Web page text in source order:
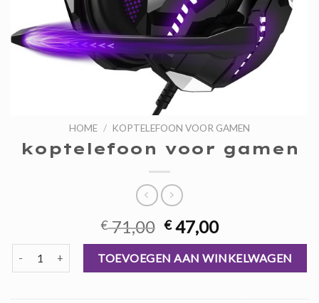
HOME / KOPTELEFOON VOOR GAMEN
koptelefoon voor gamen
€71,00 Oorspronkelijke
prijs
was:
€ 71,00.
€47,00Huidige
prijs
is:
€ 47,00.
koptelefoon voor gamen aantalTOEVOEGEN AAN WINKELWAGEN